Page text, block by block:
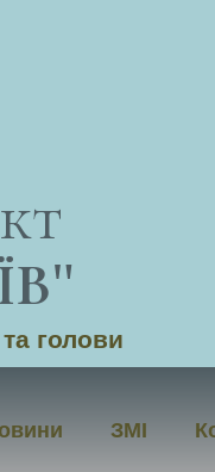
"
голови
ЗМІ